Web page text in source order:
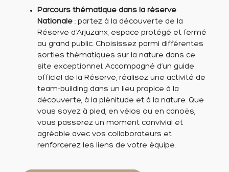
Parcours thématique dans la réserve
Nationale : partez à la découverte de la
Réserve d’Arjuzanx, espace protégé et fermé
au grand public. Choisissez parmi différentes
sorties thématiques sur la nature dans ce
site exceptionnel. Accompagné d’un guide
officiel de la Réserve, réalisez une activité de
team-building dans un lieu propice à la
découverte, à la plénitude et à la nature. Que
vous soyez à pied, en vélos ou en canoës,
vous passerez un moment convivial et
agréable avec vos collaborateurs et
renforcerez les liens de votre équipe.